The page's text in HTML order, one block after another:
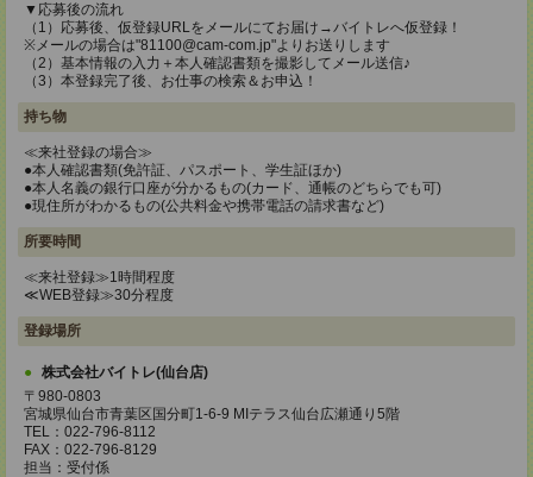
▼応募後の流れ
（1）応募後、仮登録URLをメールにてお届け→バイトレへ仮登録！
※メールの場合は"81100@cam-com.jp"よりお送りします
（2）基本情報の入力＋本人確認書類を撮影してメール送信♪
（3）本登録完了後、お仕事の検索＆お申込！
持ち物
≪来社登録の場合≫
●本人確認書類(免許証、パスポート、学生証ほか)
●本人名義の銀行口座が分かるもの(カード、通帳のどちらでも可)
●現住所がわかるもの(公共料金や携帯電話の請求書など)
所要時間
≪来社登録≫1時間程度
≪WEB登録≫30分程度
登録場所
株式会社バイトレ(仙台店)
〒980-0803
宮城県仙台市青葉区国分町1-6-9 MIテラス仙台広瀬通り5階
TEL：022-796-8112
FAX：022-796-8129
担当：受付係